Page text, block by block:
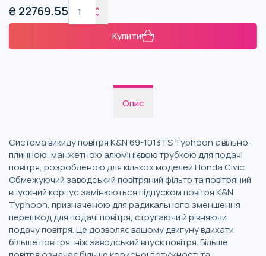
₴ 22769.55
Купити
Опис
Система викиду повітря K&N 69-1013TS Typhoon є вільно-
плинною, манжетною алюмінієвою трубкою для подачі
повітря, розробленою для кількох моделей Honda Civic.
Обмежуючий заводський повітряний фільтр та повітряний
впускний корпус замінюються підпуском повітря K&N
Typhoon, призначеною для радикального зменшення
перешкод для подачі повітря, стругаючи й рівняючи
подачу повітря. Це дозволяє вашому двигуну вдихати
більше повітря, ніж заводський впуск повітря. Більше